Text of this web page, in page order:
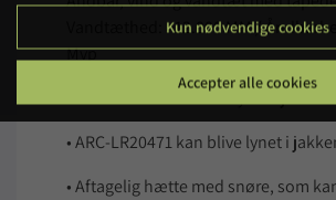
Vandtæthed: >12.000 MM /
Mvp
• FR-LR11300 kan blive lynet i jakken
• ARC-LR20471 kan blive lynet i
• Aftagelig hætte med snøre, som
Kun nødvendige cookies
Accepter alle cookies